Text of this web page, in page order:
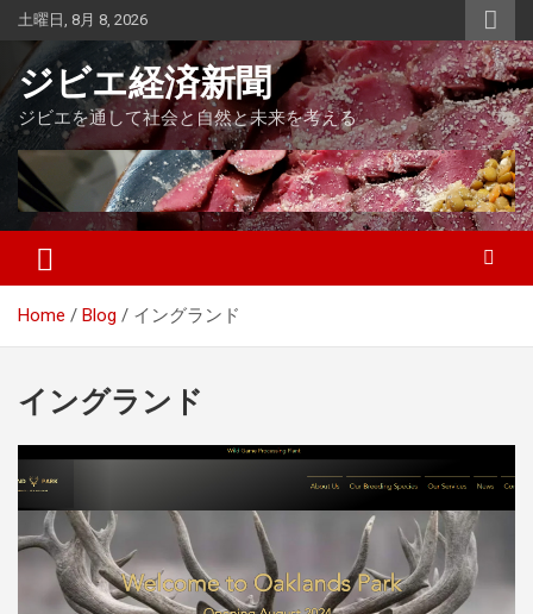
Skip
content
土曜日, 8月 8, 2026
ジビエ経済新聞
ジビエを通して社会と自然と未来を考える
Home Blog イングランド
イングランド